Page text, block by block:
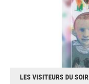
LES VISITEURS DU SOIR